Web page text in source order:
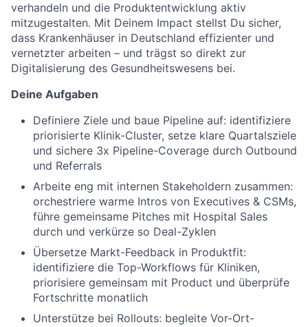
verhandeln und die Produktentwicklung aktiv
mitzugestalten. Mit Deinem Impact stellst Du sicher,
dass Krankenhäuser in Deutschland effizienter und
vernetzter arbeiten – und trägst so direkt zur
Digitalisierung des Gesundheitswesens bei.
Deine Aufgaben
Definiere Ziele und baue Pipeline auf: identifiziere
priorisierte Klinik-Cluster, setze klare Quartalsziele
und sichere 3x Pipeline-Coverage durch Outbound
und Referrals
Arbeite eng mit internen Stakeholdern zusammen:
orchestriere warme Intros von Executives & CSMs,
führe gemeinsame Pitches mit Hospital Sales
durch und verkürze so Deal-Zyklen
Übersetze Markt-Feedback in Produktfit:
identifiziere die Top-Workflows für Kliniken,
priorisiere gemeinsam mit Product und überprüfe
Fortschritte monatlich
Unterstütze bei Rollouts: begleite Vor-Ort-